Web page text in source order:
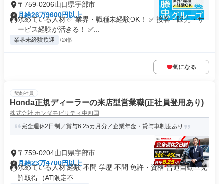
〒759-0206山口県宇部市
月給26万9600円以上
求めている人材 ✅ 業界・職種未経験OK！ ✅ 接客・販売・サ
ービス経験が活きる！ ✅...
業界未経験歓迎 +24個
気になる
契約社員
Honda正規ディーラーの来店型営業職(正社員登用あり)
株式会社 ホンダモビリティ中四国
完全週休2日制／賞与6.25カ月分／企業年金・貸与車制度あり
〒759-0204山口県宇部市
月給23万4700円以上
求めている人材 経験 不問 学歴 不問 免許・資格 普通自動車免
許取得（AT限定不...